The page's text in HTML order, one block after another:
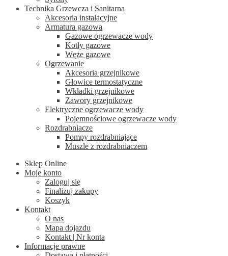
Technika Grzewcza i Sanitarna
Akcesoria instalacyjne
Armatura gazowa
Gazowe ogrzewacze wody
Kotły gazowe
Węże gazowe
Ogrzewanie
Akcesoria grzejnikowe
Głowice termostatyczne
Wkładki grzejnikowe
Zawory grzejnikowe
Elektryczne ogrzewacze wody
Pojemnościowe ogrzewacze wody
Rozdrabniacze
Pompy rozdrabniające
Muszle z rozdrabniaczem
Sklep Online
Moje konto
Zaloguj się
Finalizuj zakupy
Koszyk
Kontakt
O nas
Mapa dojazdu
Kontakt | Nr konta
Informacje prawne